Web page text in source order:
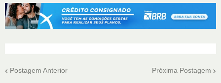
Postagem Anterior Próxima Postagem